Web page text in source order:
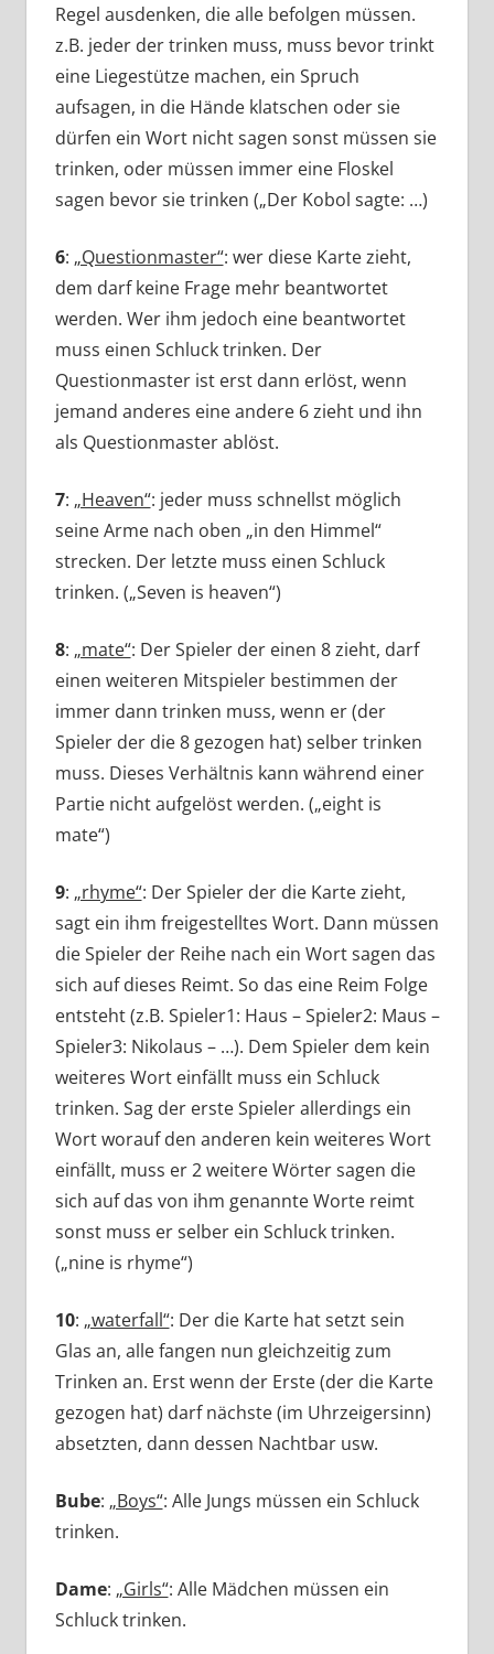
Regel ausdenken, die alle befolgen müssen.
z.B. jeder der trinken muss, muss bevor trinkt
eine Liegestütze machen, ein Spruch
aufsagen, in die Hände klatschen oder sie
dürfen ein Wort nicht sagen sonst müssen sie
trinken, oder müssen immer eine Floskel
sagen bevor sie trinken („Der Kobol sagte: …)
6: „Questionmaster“: wer diese Karte zieht,
dem darf keine Frage mehr beantwortet
werden. Wer ihm jedoch eine beantwortet
muss einen Schluck trinken. Der
Questionmaster ist erst dann erlöst, wenn
jemand anderes eine andere 6 zieht und ihn
als Questionmaster ablöst.
7: „Heaven“: jeder muss schnellst möglich
seine Arme nach oben „in den Himmel“
strecken. Der letzte muss einen Schluck
trinken. („Seven is heaven“)
8: „mate“: Der Spieler der einen 8 zieht, darf
einen weiteren Mitspieler bestimmen der
immer dann trinken muss, wenn er (der
Spieler der die 8 gezogen hat) selber trinken
muss. Dieses Verhältnis kann während einer
Partie nicht aufgelöst werden. („eight is
mate“)
9: „rhyme“: Der Spieler der die Karte zieht,
sagt ein ihm freigestelltes Wort. Dann müssen
die Spieler der Reihe nach ein Wort sagen das
sich auf dieses Reimt. So das eine Reim Folge
entsteht (z.B. Spieler1: Haus – Spieler2: Maus –
Spieler3: Nikolaus – …). Dem Spieler dem kein
weiteres Wort einfällt muss ein Schluck
trinken. Sag der erste Spieler allerdings ein
Wort worauf den anderen kein weiteres Wort
einfällt, muss er 2 weitere Wörter sagen die
sich auf das von ihm genannte Worte reimt
sonst muss er selber ein Schluck trinken.
(„nine is rhyme“)
10: „waterfall“: Der die Karte hat setzt sein
Glas an, alle fangen nun gleichzeitig zum
Trinken an. Erst wenn der Erste (der die Karte
gezogen hat) darf nächste (im Uhrzeigersinn)
absetzten, dann dessen Nachtbar usw.
Bube: „Boys“: Alle Jungs müssen ein Schluck
trinken.
Dame: „Girls“: Alle Mädchen müssen ein
Schluck trinken.